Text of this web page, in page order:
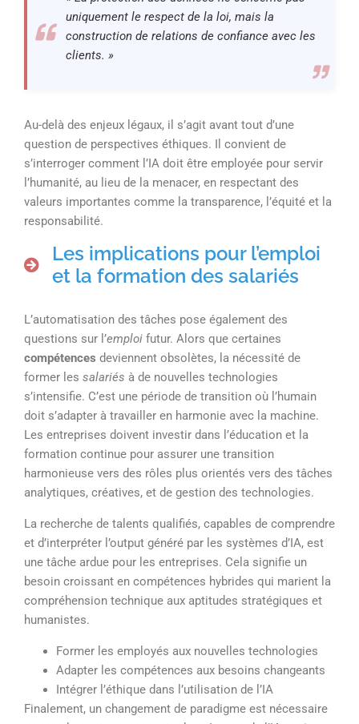
uniquement le respect de la loi, mais la
construction de relations de confiance avec les
clients. »
Au-delà des enjeux légaux, il s’agit avant tout d’une
question de perspectives éthiques. Il convient de
s’interroger comment l’IA doit être employée pour servir
l’humanité, au lieu de la menacer, en respectant des
valeurs importantes comme la transparence, l’équité et la
responsabilité.
Les implications pour l’emploi
et la formation des salariés
L’automatisation des tâches pose également des
questions sur l’emploi futur. Alors que certaines
compétences deviennent obsolètes, la nécessité de
former les salariés à de nouvelles technologies
s’intensifie. C’est une période de transition où l’humain
doit s’adapter à travailler en harmonie avec la machine.
Les entreprises doivent investir dans l’éducation et la
formation continue pour assurer une transition
harmonieuse vers des rôles plus orientés vers des tâches
analytiques, créatives, et de gestion des technologies.
La recherche de talents qualifiés, capables de comprendre
et d’interpréter l’output généré par les systèmes d’IA, est
une tâche ardue pour les entreprises. Cela signifie un
besoin croissant en compétences hybrides qui marient la
compréhension technique aux aptitudes stratégiques et
humanistes.
Former les employés aux nouvelles technologies
Adapter les compétences aux besoins changeants
Intégrer l’éthique dans l’utilisation de l’IA
Finalement, un changement de paradigme est nécessaire